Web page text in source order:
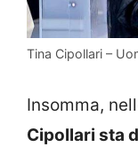
Tina Cipollari –
Insomma,
Cipollari sta